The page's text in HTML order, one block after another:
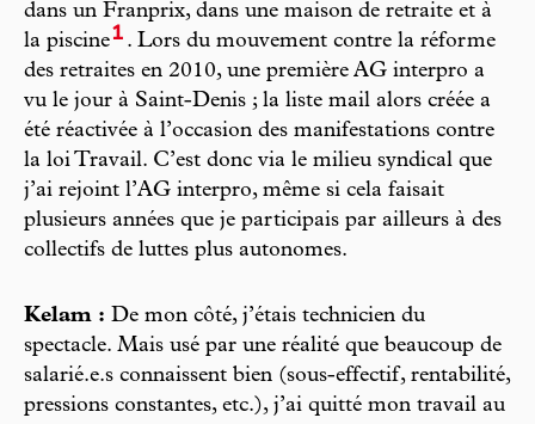
dans un Franprix, dans une maison de retraite et à
la piscine1 . Lors du mouvement contre la réforme
des retraites en 2010, une première AG interpro a
vu le jour à Saint-Denis ; la liste mail alors créée a
été réactivée à l’occasion des manifestations contre
la loi Travail. C’est donc via le milieu syndical que
j’ai rejoint l’AG interpro, même si cela faisait
plusieurs années que je participais par ailleurs à des
collectifs de luttes plus autonomes.
Kelam : De mon côté, j’étais technicien du
spectacle. Mais usé par une réalité que beaucoup de
salarié.e.s connaissent bien (sous-effectif, rentabilité,
pressions constantes, etc.), j’ai quitté mon travail au